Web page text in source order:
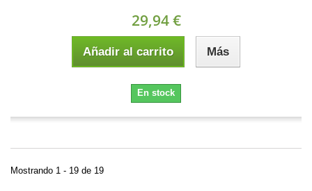
29,94 €
Añadir al carrito Más
En stock
Mostrando 1 - 19 de 19